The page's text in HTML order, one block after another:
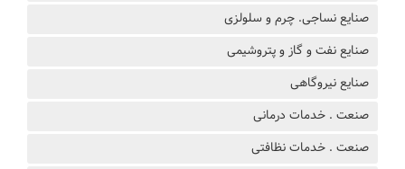
صنایع نساجی. چرم و سلولزی
صنایع نفت و گاز و پتروشیمی
صنایع نیروگاهی
صنعت . خدمات درمانی
صنعت . خدمات نظافتی